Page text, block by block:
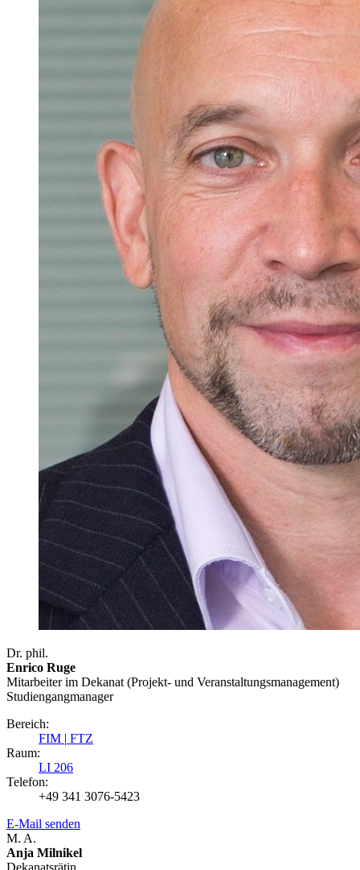
Dr. phil.
Enrico Ruge
Mitarbeiter im Dekanat (Projekt- und Veranstaltungsmanagement)
Studiengangmanager
Bereich:
FIM | FTZ
Raum:
LI 206
Telefon:
+49 341 3076-5423
E-Mail senden
M. A.
Anja Milnikel
Dekanatsrätin